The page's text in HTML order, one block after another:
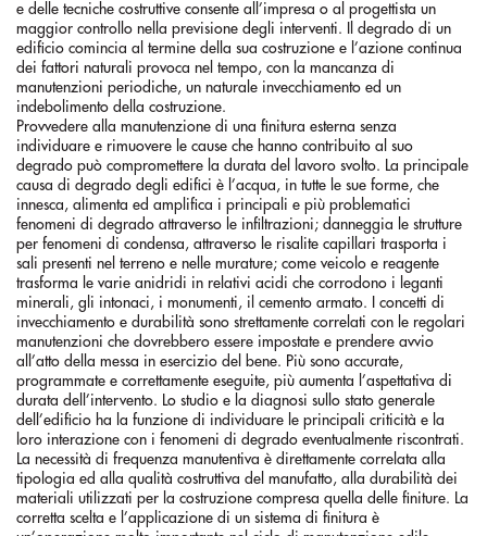
e delle tecniche costruttive consente all’impresa o al progettista un
maggior controllo nella previsione degli interventi. Il degrado di un
edificio comincia al termine della sua costruzione e l’azione continua
dei fattori naturali provoca nel tempo, con la mancanza di
manutenzioni periodiche, un naturale invecchiamento ed un
indebolimento della costruzione.
Provvedere alla manutenzione di una finitura esterna senza
individuare e rimuovere le cause che hanno contribuito al suo
degrado può compromettere la durata del lavoro svolto. La principale
causa di degrado degli edifici è l’acqua, in tutte le sue forme, che
innesca, alimenta ed amplifica i principali e più problematici
fenomeni di degrado attraverso le infiltrazioni; danneggia le strutture
per fenomeni di condensa, attraverso le risalite capillari trasporta i
sali presenti nel terreno e nelle murature; come veicolo e reagente
trasforma le varie anidridi in relativi acidi che corrodono i leganti
minerali, gli intonaci, i monumenti, il cemento armato. I concetti di
invecchiamento e durabilità sono strettamente correlati con le regolari
manutenzioni che dovrebbero essere impostate e prendere avvio
all’atto della messa in esercizio del bene. Più sono accurate,
programmate e correttamente eseguite, più aumenta l’aspettativa di
durata dell’intervento. Lo studio e la diagnosi sullo stato generale
dell’edificio ha la funzione di individuare le principali criticità e la
loro interazione con i fenomeni di degrado eventualmente riscontrati.
La necessità di frequenza manutentiva è direttamente correlata alla
tipologia ed alla qualità costruttiva del manufatto, alla durabilità dei
materiali utilizzati per la costruzione compresa quella delle finiture. La
corretta scelta e l’applicazione di un sistema di finitura è